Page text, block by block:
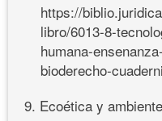
https://
libro/6013-8-
humana-
bioderecho-
9. Ecoética y ambiente